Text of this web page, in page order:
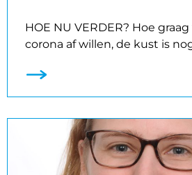
HOE NU VERDER? Hoe
corona af willen, de kust is